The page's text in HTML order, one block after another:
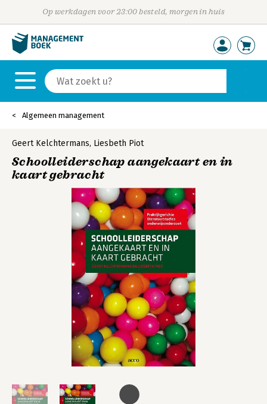
Op werkdagen voor 23:00 besteld, morgen in huis
Algemeen management
Geert Kelchtermans, Liesbeth Piot
Schoolleiderschap aangekaart en in
kaart gebracht